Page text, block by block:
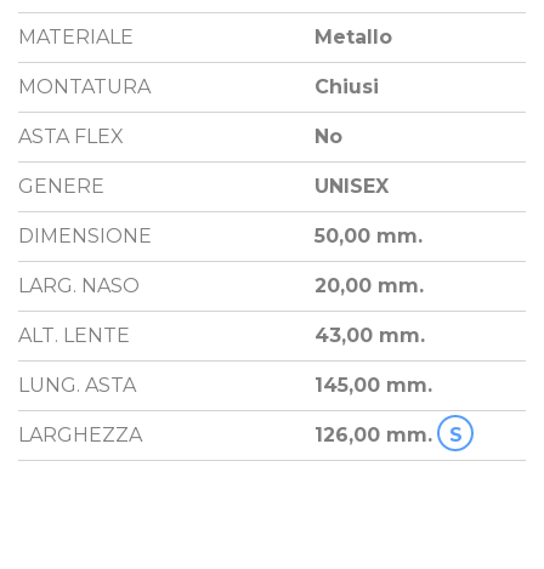
MATERIALE Metallo
MONTATURA Chiusi
ASTA FLEX No
GENERE UNISEX
DIMENSIONE 50,00 mm.
LARG. NASO 20,00 mm.
ALT. LENTE 43,00 mm.
LUNG. ASTA 145,00 mm.
LARGHEZZA 126,00 mm. S